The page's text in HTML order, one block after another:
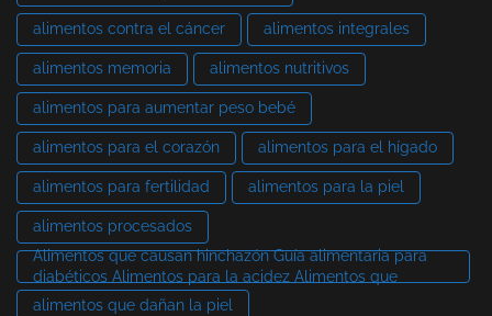
alimentos contra el cáncer alimentos integrales
alimentos memoria alimentos nutritivos
alimentos para aumentar peso bebé
alimentos para el corazón alimentos para el hígado
alimentos para fertilidad alimentos para la piel
alimentos procesados
Alimentos que causan hinchazón Guía alimentaria para
diabéticos Alimentos para la acidez Alimentos que
alimentos que dañan la piel